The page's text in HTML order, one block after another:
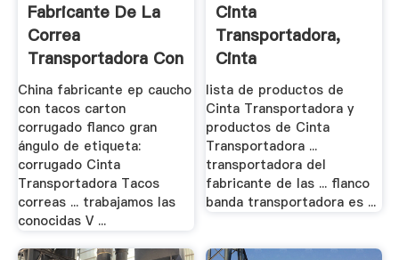
Fabricante De La
Correa
Transportadora Con
Tacos
China fabricante ep caucho
con tacos carton
corrugado flanco gran
ángulo de etiqueta:
corrugado Cinta
Transportadora Tacos
correas ... trabajamos las
conocidas V ...
Cinta
Transportadora,
Cinta
Transportadora De .
lista de productos de
Cinta Transportadora y
productos de Cinta
Transportadora ...
transportadora del
fabricante de las ... flanco
banda transportadora es ...